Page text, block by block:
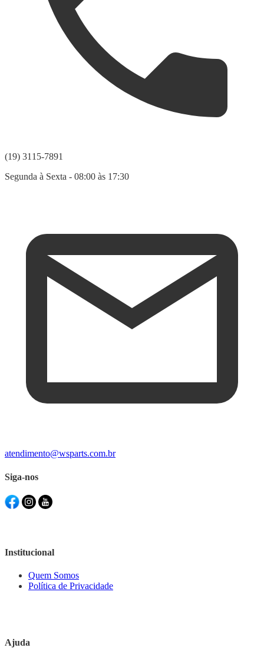
(19) 3115-7891
Segunda à Sexta - 08:00 às 17:30
atendimento@wsparts.com.br
Siga-nos
Institucional
Quem Somos
Política de Privacidade
Ajuda